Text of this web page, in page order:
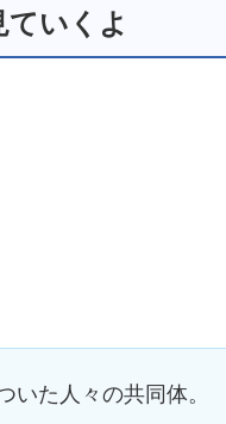
いくよ
いた人々の共同体。